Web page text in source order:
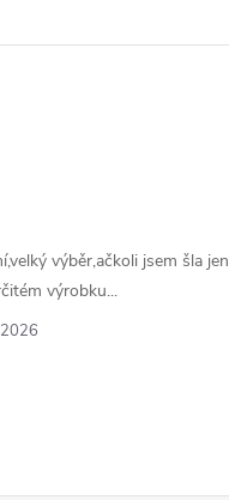
výběr,ačkoli jsem šla jen
výrobku...